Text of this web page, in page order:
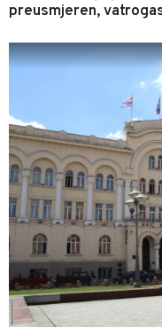
preusmjeren,